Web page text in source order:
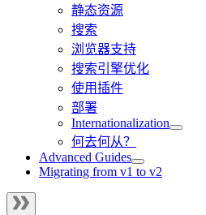
静态资源
搜索
浏览器支持
搜索引擎优化
使用插件
部署
Internationalization
何去何从？
Advanced Guides
Migrating from v1 to v2